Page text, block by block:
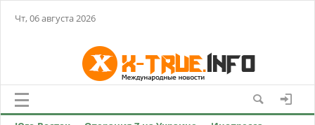
Чт, 06 августа 2026